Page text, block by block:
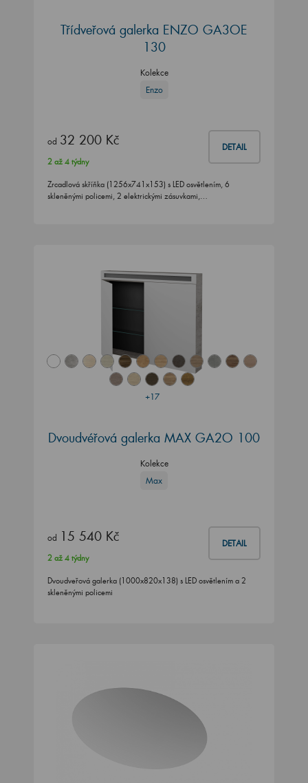
Třídveřová galerka ENZO GA3OE
130
Kolekce
Enzo
od 32 200 Kč DETAIL
2 až 4 týdny
Zrcadlová skříňka (1256x741x153) s LED osvětlením, 6
skleněnými policemi, 2 elektrickými zásuvkami,…
+17
Dvoudvéřová galerka MAX GA2O 100
Kolekce
Max
od 15 540 Kč DETAIL
2 až 4 týdny
Dvoudveřová galerka (1000x820x138) s LED osvětlením a 2
skleněnými policemi